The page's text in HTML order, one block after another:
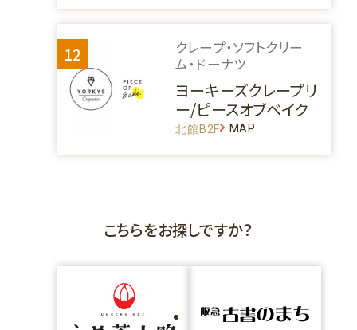
12
クレープ・ソフトクリー
ム・ドーナツ
ヨーキーズクレープリ
ー/ピースオブベイク
北館B2F MAP
こちらをお探しですか？